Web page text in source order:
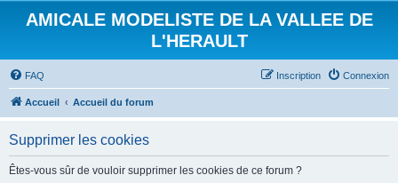
AMICALE MODELISTE DE LA VALLEE DE
L'HERAULT
FAQ Connexion
Inscription
Accueil Accueil du forum
Supprimer les cookies
Êtes-vous sûr de vouloir supprimer les cookies de ce forum ?